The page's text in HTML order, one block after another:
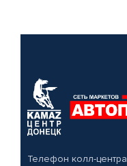
Телефон колл-центра